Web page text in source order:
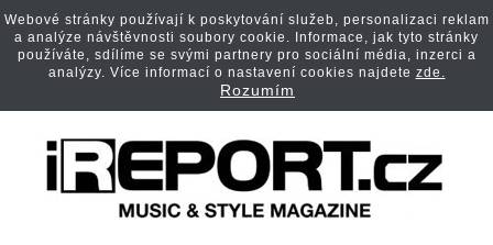
Webové stránky používají k poskytování služeb, personalizaci reklam
a analýze návštěvnosti soubory cookie. Informace, jak tyto stránky
používáte, sdílíme se svými partnery pro sociální média, inzerci a
analýzy. Více informací o nastavení cookies najdete zde.
Rozumím